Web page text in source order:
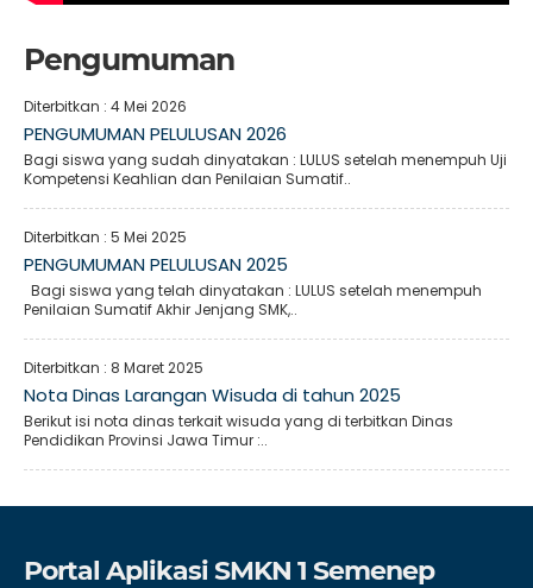
Pengumuman
Diterbitkan : 4 Mei 2026
PENGUMUMAN PELULUSAN 2026
Bagi siswa yang sudah dinyatakan : LULUS setelah menempuh Uji
Kompetensi Keahlian dan Penilaian Sumatif..
Diterbitkan : 5 Mei 2025
PENGUMUMAN PELULUSAN 2025
Bagi siswa yang telah dinyatakan : LULUS setelah menempuh
Penilaian Sumatif Akhir Jenjang SMK,..
Diterbitkan : 8 Maret 2025
Nota Dinas Larangan Wisuda di tahun 2025
Berikut isi nota dinas terkait wisuda yang di terbitkan Dinas
Pendidikan Provinsi Jawa Timur :..
Portal Aplikasi SMKN 1 Semenep